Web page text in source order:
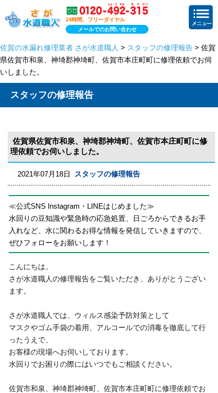
24時間、フリーダイヤル
メールでのお問い合わせ
佐賀の水漏れ修理業者 さが水道職人 > スタッフの修理報告 > 佐賀
県佐賀市和泉、神埼郡神埼町、佐賀市本庄町町に修理依頼でお伺
いしました。
スタッフの修理報告
佐賀県佐賀市和泉、神埼郡神埼町、佐賀市本庄町町に修
理依頼でお伺いしました。
2021年07月18日 スタッフの修理報告
≪公式SNS Instagram・LINEはじめました≫
水回りの豆知識や緊急時の応急処置、日ごろからできるお手
入れなど、水に関わるお得な情報を発信していきますので、
ぜひフォローをお願いします！
こんにちは。
さが水道職人の修理報告をご覧いただき、ありがとうござい
ます。
さが水道職人では、ウィルス感染予防対策として
マスクやゴム手袋の着用、アルコールでの消毒を徹底して行
ったうえで、
お客様の現場へお伺いしております。
水回りでお困りの際にはいつでもご相談ください。
佐賀市和泉、神埼郡神埼町、佐賀市本庄町町に修理依頼でお